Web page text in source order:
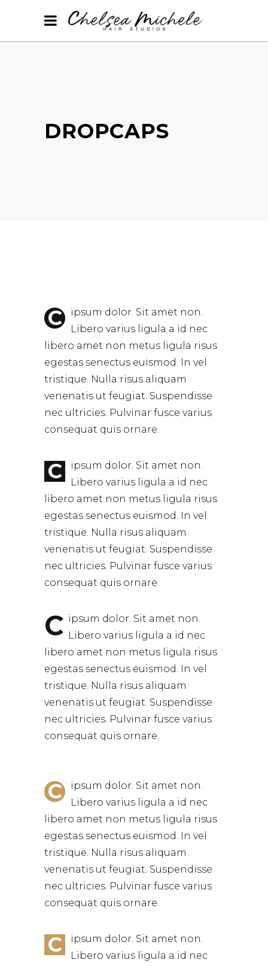
DROPCAPS
C
ipsum dolor. Sit amet non.
Libero varius ligula a id nec
libero amet non metus ligula risus
egestas senectus euismod. In vel
tristique. Nulla risus aliquam
venenatis ut feugiat. Suspendisse
nec ultricies. Pulvinar fusce varius
consequat quis ornare.
C
ipsum dolor. Sit amet non.
Libero varius ligula a id nec
libero amet non metus ligula risus
egestas senectus euismod. In vel
tristique. Nulla risus aliquam
venenatis ut feugiat. Suspendisse
nec ultricies. Pulvinar fusce varius
consequat quis ornare.
C ipsum dolor. Sit amet non.
Libero varius ligula a id nec
libero amet non metus ligula risus
egestas senectus euismod. In vel
tristique. Nulla risus aliquam
venenatis ut feugiat. Suspendisse
nec ultricies. Pulvinar fusce varius
consequat quis ornare.
C
ipsum dolor. Sit amet non.
Libero varius ligula a id nec
libero amet non metus ligula risus
egestas senectus euismod. In vel
tristique. Nulla risus aliquam
venenatis ut feugiat. Suspendisse
nec ultricies. Pulvinar fusce varius
consequat quis ornare.
C
ipsum dolor. Sit amet non.
Libero varius ligula a id nec